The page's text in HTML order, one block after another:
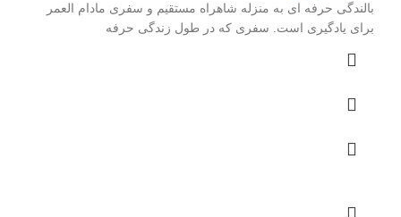
بالندگی حرفه ای به منزله شاهراه مستقیم و سفری مادام العمر
برای یادگیری است. سفری که در طول زندگی حرفه